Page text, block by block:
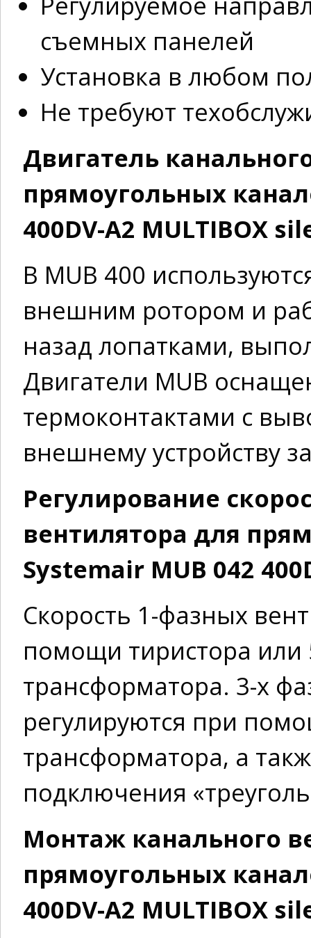
съемных панелей
Установка в любом
Не требуют
Двигатель
прямоугольных
400DV-A2 MULTIBOX
В MUB 400
внешним ротором и
назад лопатками,
Двигатели MUB
термоконтактами с
внешнему устройству
Регулирование
вентилятора для
Systemair MUB 042
Скорость 1-фазных
помощи тиристора или
трансформатора. 3-х
регулируются при
трансформатора, а
подключения
Монтаж канального
прямоугольных
400DV-A2 MULTIBOX